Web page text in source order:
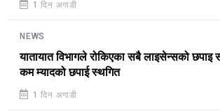
1 दिन अगाडी
NEWS
यातायात विभागले रोकिएका सबै लाइसेन्सको छपाइ
कम म्यादको छपाई स्थगित
1 दिन अगाडी